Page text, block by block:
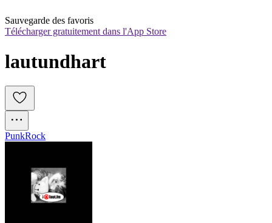
Sauvegarde des favoris
Télécharger gratuitement dans l'App Store
lautundhart
PunkRock